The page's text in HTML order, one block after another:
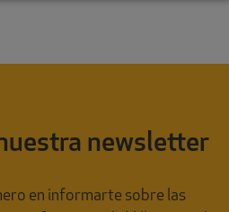
newsletter
en informarte sobre las